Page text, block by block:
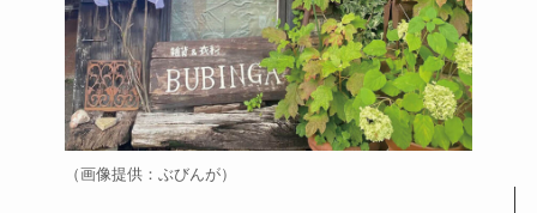
（画像提供：ぶびんが）